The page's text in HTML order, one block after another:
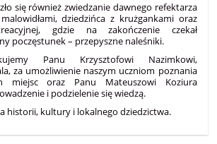
się również zwiedzanie dawnego refektarza
dziedzińca z krużgankami oraz
gdzie na zakończenie czekał
poczęstunek – przepyszne naleśniki.
Panu Krzysztofowi Nazimkowi,
za umożliwienie naszym uczniom poznania
miejsc oraz Panu Mateuszowi Koziura
i podzielenie się wiedzą.
historii, kultury i lokalnego dziedzictwa.